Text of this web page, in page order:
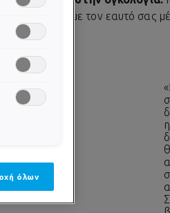
δουλέψετε με τον εαυτό σας
όλων